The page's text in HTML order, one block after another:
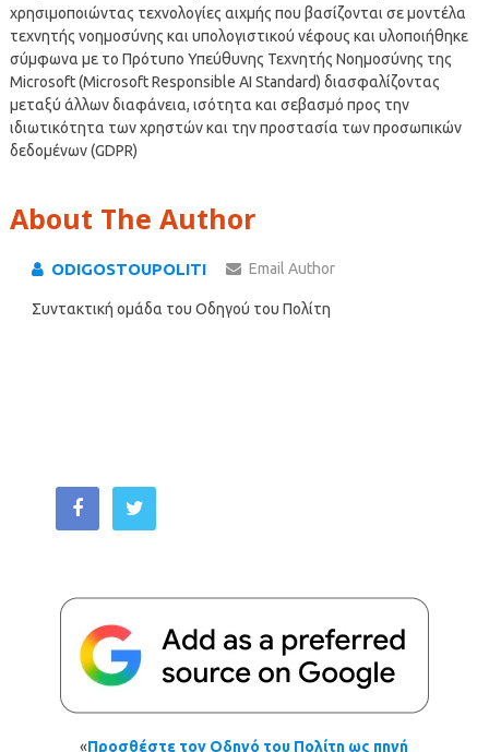
χρησιμοποιώντας τεχνολογίες αιχμής που βασίζονται σε μοντέλα
τεχνητής νοημοσύνης και υπολογιστικού νέφους και υλοποιήθηκε
σύμφωνα με το Πρότυπο Υπεύθυνης Τεχνητής Νοημοσύνης της
Microsoft (Microsoft Responsible AI Standard) διασφαλίζοντας
μεταξύ άλλων διαφάνεια, ισότητα και σεβασμό προς την
ιδιωτικότητα των χρηστών και την προστασία των προσωπικών
δεδομένων (GDPR)
About The Author
ODIGOSTOUPOLITI Email Author
Συντακτική ομάδα του Οδηγού του Πολίτη
«Προσθέστε τον Οδηγό του Πολίτη ως πηγή